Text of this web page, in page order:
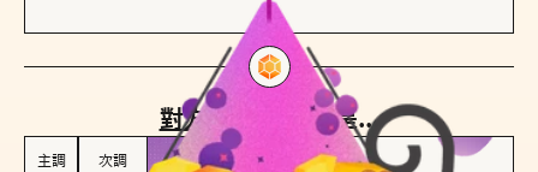
對方 的主調蠟燭是...
主調 次調